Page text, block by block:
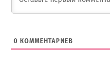
0 КОММЕНТАРИЕВ